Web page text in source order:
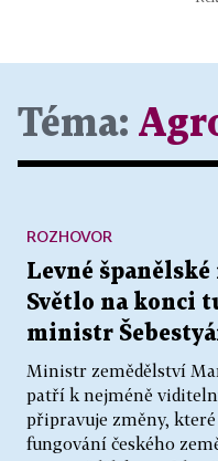
Téma:
Levné španělské
Světlo na konci
ministr
Ministr zemědělství
patří k nejméně
připravuje změny,
fungování českého
ROZHOVOR